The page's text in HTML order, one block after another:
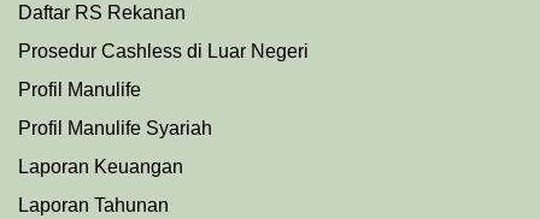
Daftar RS Rekanan
Prosedur Cashless di Luar Negeri
Profil Manulife
Profil Manulife Syariah
Laporan Keuangan
Laporan Tahunan